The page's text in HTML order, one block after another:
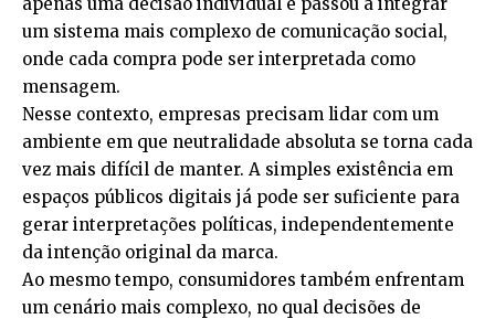
um sistema mais complexo de comunicação social,
onde cada compra pode ser interpretada como
mensagem.
Nesse contexto, empresas precisam lidar com um
ambiente em que neutralidade absoluta se torna cada
vez mais difícil de manter. A simples existência em
espaços públicos digitais já pode ser suficiente para
gerar interpretações políticas, independentemente
da intenção original da marca.
Ao mesmo tempo, consumidores também enfrentam
um cenário mais complexo, no qual decisões de